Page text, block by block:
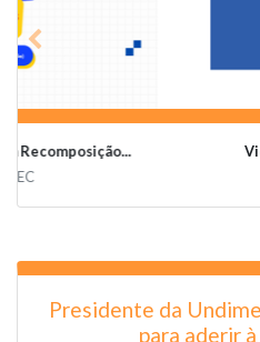
Videoconferência vai
19 de Junho de
Previous
Presidente da
para aderir